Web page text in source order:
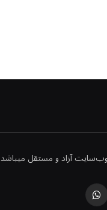
آزاد و مستقل میباشد
WhatsApp